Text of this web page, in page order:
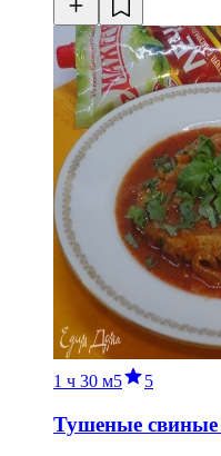
1 ч 30 м5 5
Тушеные свиные